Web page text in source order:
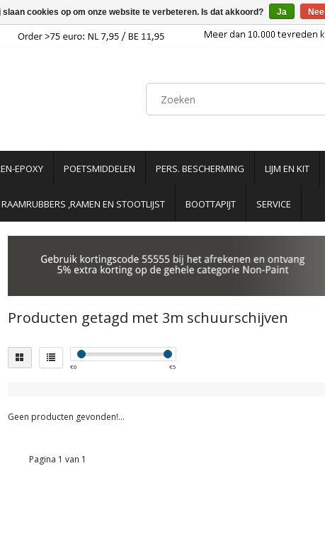
EPOXY POETSMIDDELEN PERS. BESCHERMING LIJM EN KIT
RAAMRUBBERS ,RAMEN EN STOOTLIJST BOOTTAPIJT SERVICE
Producten getagd met 3m schuurschijven
€0 €5
Geen producten gevonden!...
Pagina 1 van 1
slaan cookies op om onze website te verbeteren. Is dat akkoord? Ja Nee